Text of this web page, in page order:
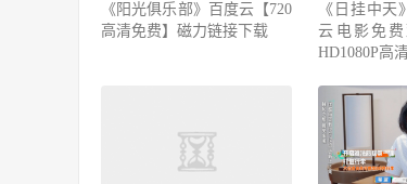
《阳光俱乐部》百度云【720
高清免费】磁力链接下载
《日挂中天
云电影免
HD1080P高